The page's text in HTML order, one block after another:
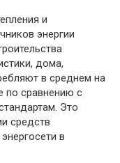
и
энергии
дома,
в среднем на
по сравнению с
Это
средств
в